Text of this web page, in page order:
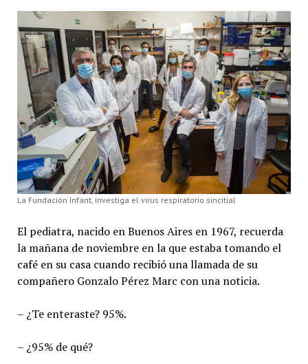
La Fundación Infant, investiga el virus respiratorio sincitial
El pediatra, nacido en Buenos Aires en 1967, recuerda
la mañana de noviembre en la que estaba tomando el
café en su casa cuando recibió una llamada de su
compañero Gonzalo Pérez Marc con una noticia.
– ¿Te enteraste? 95%.
– ¿95% de qué?